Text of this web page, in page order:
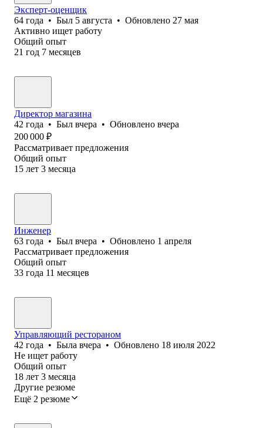
Эксперт-оценщик
64 года • Был 5 августа • Обновлено 27 мая
Активно ищет работу
Общий опыт
21 год 7 месяцев
Директор магазина
42 года • Был вчера • Обновлено вчера
200 000 ₽
Рассматривает предложения
Общий опыт
15 лет 3 месяца
Инженер
63 года • Был вчера • Обновлено 1 апреля
Рассматривает предложения
Общий опыт
33 года 11 месяцев
Управляющий рестораном
42 года • Была вчера • Обновлено 18 июля 2022
Не ищет работу
Общий опыт
18 лет 3 месяца
Другие резюме
Ещё 2 резюме